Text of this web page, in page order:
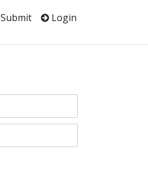
Submit Login